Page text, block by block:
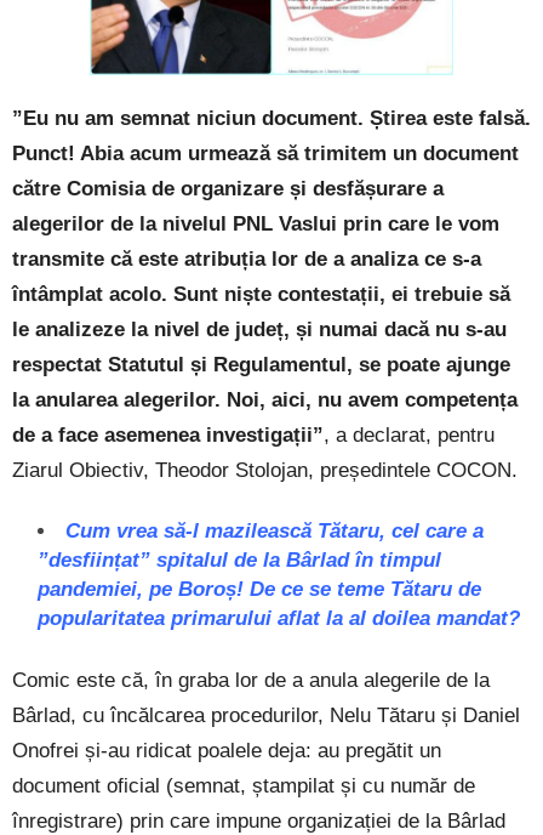
”Eu nu am semnat niciun document. Știrea este falsă.
Punct! Abia acum urmează să trimitem un document
către Comisia de organizare și desfășurare a
alegerilor de la nivelul PNL Vaslui prin care le vom
transmite că este atribuția lor de a analiza ce s-a
întâmplat acolo. Sunt niște contestații, ei trebuie să
le analizeze la nivel de județ, și numai dacă nu s-au
respectat Statutul și Regulamentul, se poate ajunge
la anularea alegerilor. Noi, aici, nu avem competența
de a face asemenea investigații”, a declarat, pentru
Ziarul Obiectiv, Theodor Stolojan, președintele COCON.
Cum vrea să-l mazilească Tătaru, cel care a
”desființat” spitalul de la Bârlad în timpul
pandemiei, pe Boroș! De ce se teme Tătaru de
popularitatea primarului aflat la al doilea mandat?
Comic este că, în graba lor de a anula alegerile de la
Bârlad, cu încălcarea procedurilor, Nelu Tătaru și Daniel
Onofrei și-au ridicat poalele deja: au pregătit un
document oficial (semnat, ștampilat și cu număr de
înregistrare) prin care impune organizației de la Bârlad